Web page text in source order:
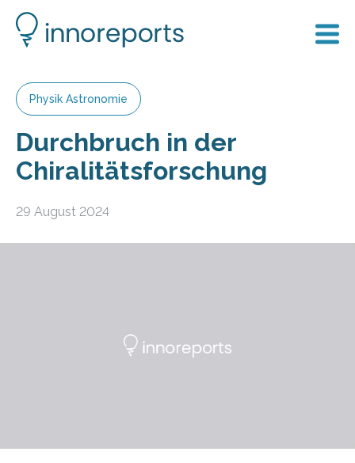
Physik Astronomie
Durchbruch in der
Chiralitätsforschung
29 August 2024